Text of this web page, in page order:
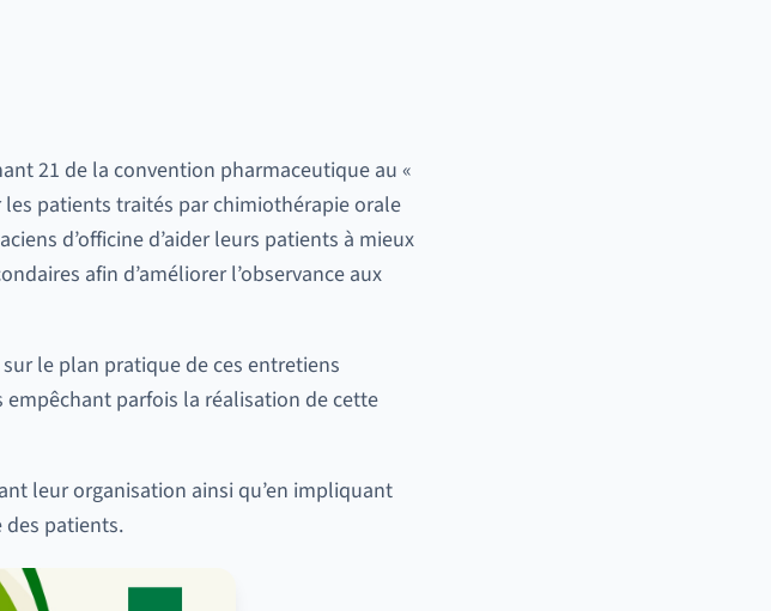
21 de la convention pharmaceutique au «
patients traités par chimiothérapie orale
d’officine d’aider leurs patients à mieux
afin d’améliorer l’observance aux
le plan pratique de ces entretiens
parfois la réalisation de cette
leur organisation ainsi qu’en impliquant
des patients.